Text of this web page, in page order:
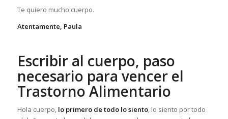
Te quiero mucho cuerpo.
Atentamente, Paula
Escribir al cuerpo, paso
necesario para vencer el
Trastorno Alimentario
Hola cuerpo, lo primero de todo lo siento, lo siento por todo